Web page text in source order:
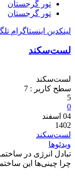
تور گرجستان
تور گرجستان
لینکدین اینستاگرام
لست‌سکند
لست‌سکند
سطح کاربر : 7
5
0
04 اسفند
1402
لست‌سکند
ویدئوها
تبادل انرژی در
چرا چینی‌ها این